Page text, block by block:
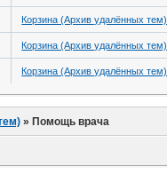
Корзина (Архив удалённых тем)
Корзина (Архив удалённых тем)
Корзина (Архив удалённых тем)
» Помощь врача